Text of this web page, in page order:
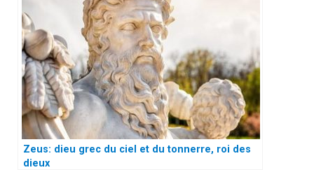
Zeus: dieu grec du ciel et du tonnerre, roi des
dieux